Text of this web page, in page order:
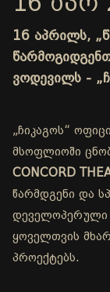
16 აპრილს,
ვოდევილს -
„ჩიკაგოს“
მსოფლიოში
CONCORD
წარმდგენი და
დეველოპერული
ყოველთვის
პროექტებს.